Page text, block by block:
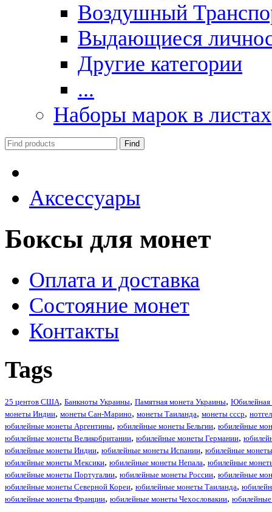
Воздушный
Выдающиеся
Другие категории
...
Наборы марок в листах
Аксессуары
Боксы для монет
Оплата и доставка
Состояние монет
Контакты
Tags
25 центов США Банкноты Украины Памятная монета Украины Юбилейная
монеты Индии монеты Сан-Марино монеты Таиланда монеты ссср
юбилейные монеты Аргентины юбилейные монеты Бельгии юбилейные
юбилейные монеты Великобритании юбилейные монеты Германии
юбилейные монеты Индии юбилейные монеты Испании юбилейные
юбилейные монеты Мексики юбилейные монеты Непала юбилейные
юбилейные монеты Португалии юбилейные монеты России юбилейные
юбилейные монеты Северной Кореи юбилейные монеты Таиланда
юбилейные монеты Франции юбилейные монеты Чехословакии